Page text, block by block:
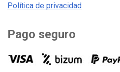
Política de privacidad
Pago seguro